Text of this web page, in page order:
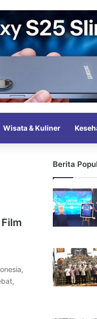
Wisata & Kuliner
Berita